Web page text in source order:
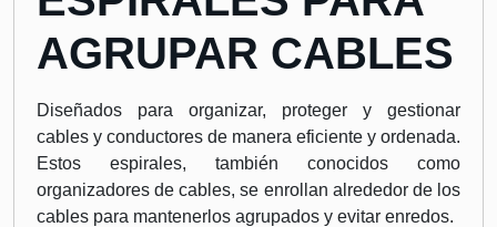
AGRUPAR CABLES
Diseñados para organizar, proteger y gestionar
cables y conductores de manera eficiente y ordenada.
Estos espirales, también conocidos como
organizadores de cables, se enrollan alrededor de los
cables para mantenerlos agrupados y evitar enredos.